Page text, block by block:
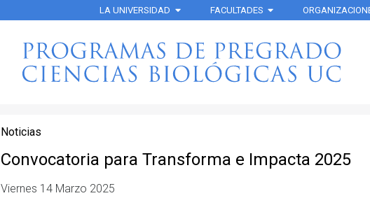
LA UNIVERSIDAD FACULTADES
Noticias
Convocatoria para Transforma e Impacta 2025
Viernes 14 Marzo 2025